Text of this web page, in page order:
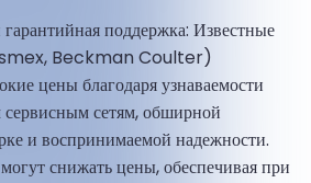
поддержка: Известные
Beckman Coulter)
цены благодаря узнаваемости
сервисным сетям, обширной
и воспринимаемой надежности.
снижать цены, обеспечивая при